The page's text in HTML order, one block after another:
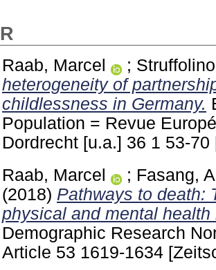
R
Raab, Marcel ;
heterogeneity of
childlessness in Germany.
Population = Revue
Dordrecht [u.a.] 36 1 53-70
Raab, Marcel
; Fasang,
(2018) Pathways to death:
physical and mental
Demographic Research
Article 53 1619-1634